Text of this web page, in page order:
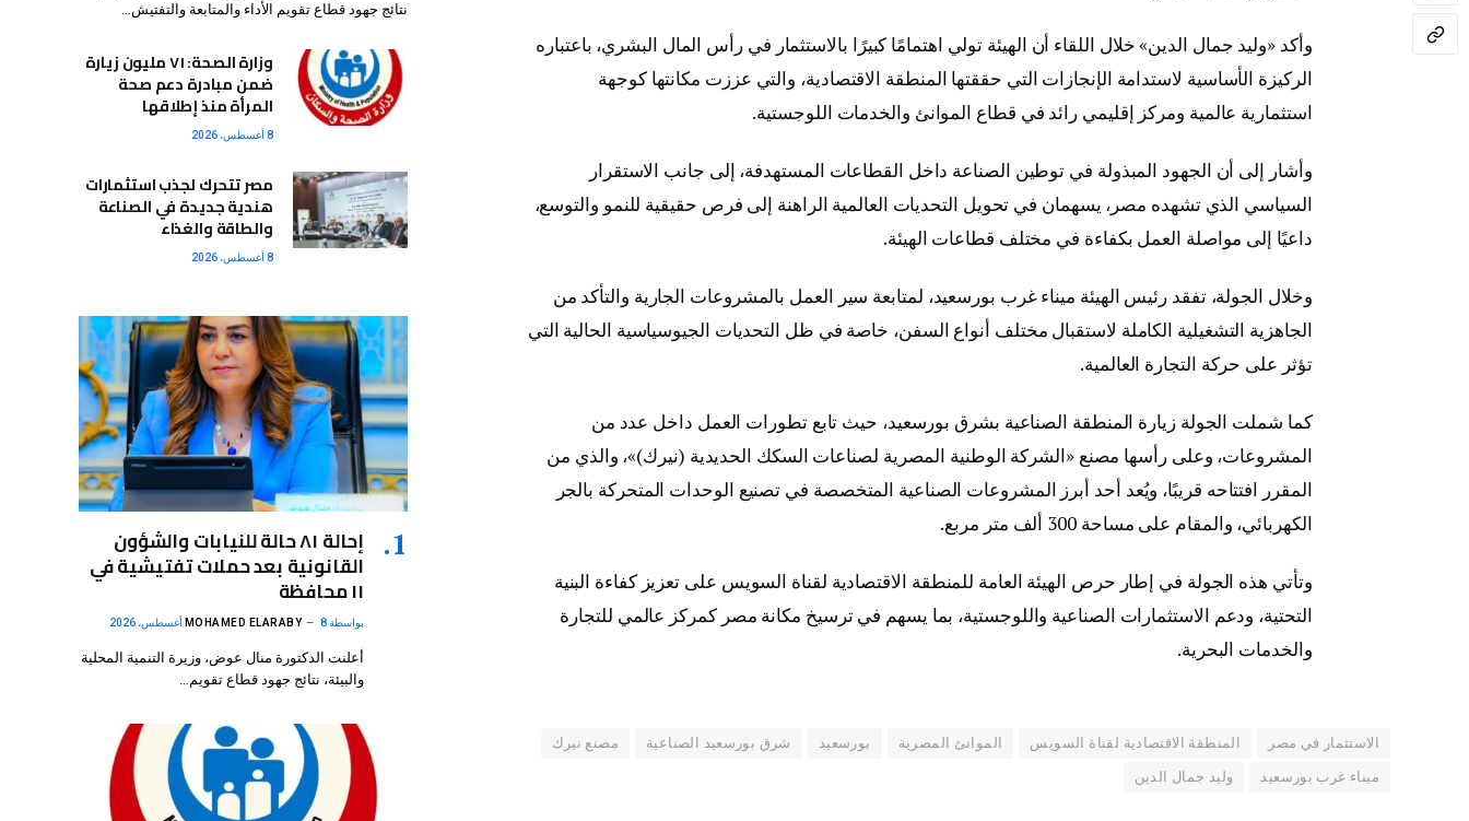
وأكد «وليد جمال الدين» خلال اللقاء أن الهيئة تولي اهتمامًا كبيرًا بالاستثمار في رأس المال البشري، باعتباره
الركيزة الأساسية لاستدامة الإنجازات التي حققتها المنطقة الاقتصادية، والتي عززت مكانتها كوجهة
استثمارية عالمية ومركز إقليمي رائد في قطاع الموانئ والخدمات اللوجستية.
وأشار إلى أن الجهود المبذولة في توطين الصناعة داخل القطاعات المستهدفة، إلى جانب الاستقرار
السياسي الذي تشهده مصر، يسهمان في تحويل التحديات العالمية الراهنة إلى فرص حقيقية للنمو والتوسع،
داعيًا إلى مواصلة العمل بكفاءة في مختلف قطاعات الهيئة.
وخلال الجولة، تفقد رئيس الهيئة ميناء غرب بورسعيد، لمتابعة سير العمل بالمشروعات الجارية والتأكد من
الجاهزية التشغيلية الكاملة لاستقبال مختلف أنواع السفن، خاصة في ظل التحديات الجيوسياسية الحالية التي
تؤثر على حركة التجارة العالمية.
كما شملت الجولة زيارة المنطقة الصناعية بشرق بورسعيد، حيث تابع تطورات العمل داخل عدد من
المشروعات، وعلى رأسها مصنع «الشركة الوطنية المصرية لصناعات السكك الحديدية (نيرك)»، والذي من
المقرر افتتاحه قريبًا، ويُعد أحد أبرز المشروعات الصناعية المتخصصة في تصنيع الوحدات المتحركة بالجر
الكهربائي، والمقام على مساحة 300 ألف متر مربع.
وتأتي هذه الجولة في إطار حرص الهيئة العامة للمنطقة الاقتصادية لقناة السويس على تعزيز كفاءة البنية
التحتية، ودعم الاستثمارات الصناعية واللوجستية، بما يسهم في ترسيخ مكانة مصر كمركز عالمي للتجارة
والخدمات البحرية.
الاستثمار في مصر المنطقة الاقتصادية لقناة السويس الموانئ المصرية بورسعيد شرق بورسعيد الصناعية مصنع نيرك
ميناء غرب بورسعيد وليد جمال الدين
نتائج جهود قطاع تقويم الأداء والمتابعة والتفتيش…
وزارة الصحة: ٧١ مليون زيارة
ضمن مبادرة دعم صحة
المرأة منذ إطلاقها
8 أغسطس، 2026
مصر تتحرك لجذب استثمارات
هندية جديدة في الصناعة
والطاقة والغذاء
8 أغسطس، 2026
إحالة ٨١ حالة للنيابات والشؤون
القانونية بعد حملات تفتيشية في
١١ محافظة
بواسطة MOHAMED ELARABY 8 أغسطس، 2026
أعلنت الدكتورة منال عوض، وزيرة التنمية المحلية
والبيئة، نتائج جهود قطاع تقويم…